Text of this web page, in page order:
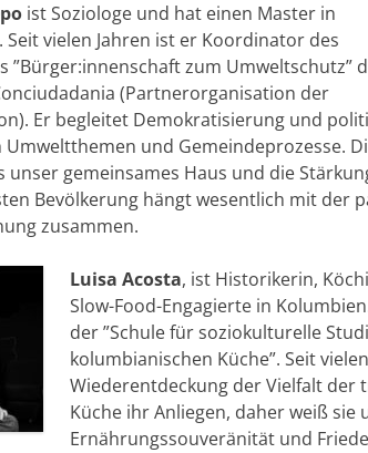
ist Soziologe und hat einen Master in
vielen Jahren ist er Koordinator des
”Bürger:innenschaftzum Umweltschutz”
(Partnerorganisation der
Er begleitet Demokratisierung und
und Gemeindeprozesse.
unser gemeinsames Haus und die
Bevölkerung hängt wesentlich mit der
zusammen.
Luisa Acosta, ist Historikerin,
Slow-Food-Engagierte in
der ”Schule für soziokulturelle
kolumbianischen Küche”. Seit
Wiederentdeckung der Vielfalt
Küche ihr Anliegen, daher weiß sie
Ernährungssouveränität und